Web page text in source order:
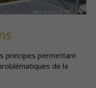
principes permettant
de la